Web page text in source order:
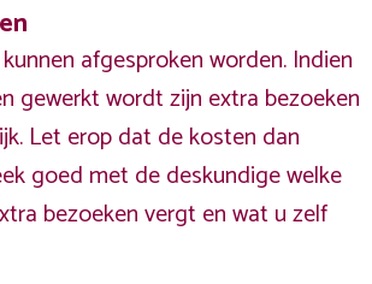
afgesproken worden. Indien
gewerkt wordt zijn extra bezoeken
Let erop dat de kosten dan
goed met de deskundige welke
bezoeken vergt en wat u zelf